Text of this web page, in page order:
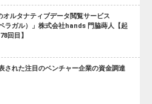
オルタナティブデータ閲覧サービス
ペラガル）」株式会社hands 門脇蒔人【起
回目】
された注目のベンチャー企業の資金調達